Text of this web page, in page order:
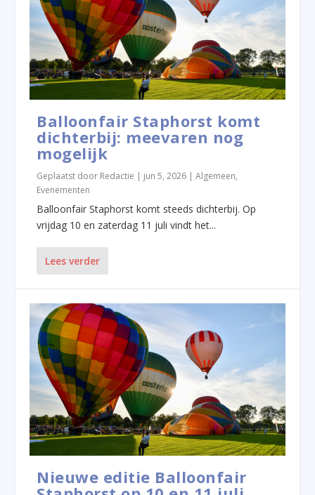
Balloonfair Staphorst komt
dichterbij: meevaren nog
mogelijk
Geplaatst door Redactie | jun 5, 2026 |Algemeen,
Evenementen
Balloonfair Staphorst komt steeds dichterbij. Op
vrijdag 10 en zaterdag 11 juli vindt het...
Lees verder
Nieuwe editie Balloonfair